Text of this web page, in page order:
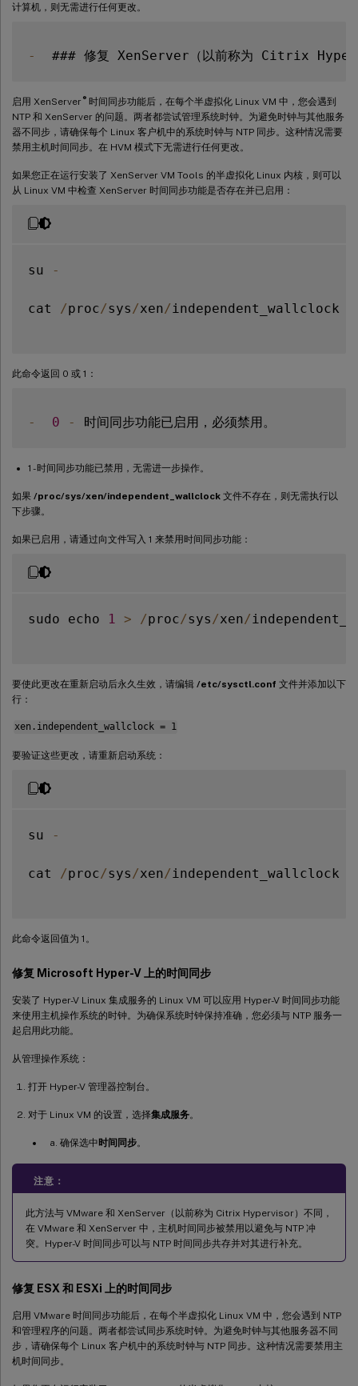
计算机，则无需进行任何更改。
-
启用 XenServer ®时间同步功能后，在每个半虚拟化 Linux VM 中，您会遇到
NTP 和 XenServer 的问题。两者都尝试管理系统时钟。为避免时钟与其他服务
器不同步，请确保每个 Linux 客户机中的系统时钟与 NTP 同步。这种情况需要
禁用主机时间同步。在 HVM 模式下无需进行任何更改。
如果您正在运行安装了 XenServer VM Tools 的半虚拟化 Linux 内核，则可以
从 Linux VM 中检查 XenServer 时间同步功能是否存在并已启用：
su -
cat /proc/sys /xen/ independent_wallclock
此命令返回 0 或 1：
- 0 -
1 - 时间同步功能已禁用，无需进一步操作。
如果 /proc/sys/xen/independent_wallclock 文件不存在，则无需执行以
下步骤。
如果已启用，请通过向文件写入 1 来禁用时间同步功能：
sudo echo 1 > /proc/sys /xen/
要使此更改在重新启动后永久生效，请编辑 /etc/sysctl.conf 文件并添加以下
行：
xen.independent_wallclock = 1
要验证这些更改，请重新启动系统：
su -
cat /proc/sys /xen/ independent_wallclock
此命令返回值为 1。
修复 Microsoft Hyper-V 上的时间同步
安装了 Hyper-V Linux 集成服务的 Linux VM 可以应用 Hyper-V 时间同步功能
来使用主机操作系统的时钟。为确保系统时钟保持准确，您必须与 NTP 服务一
起启用此功能。
从管理操作系统：
打开 Hyper-V 管理器控制台。
对于 Linux VM 的设置，选择集成服务。
确保选中时间同步。
注意：
此方法与 VMware 和 XenServer（以前称为 Citrix Hypervisor）不同，
在 VMware 和 XenServer 中，主机时间同步被禁用以避免与 NTP 冲
突。Hyper-V 时间同步可以与 NTP 时间同步共存并对其进行补充。
修复 ESX 和 ESXi 上的时间同步
启用 VMware 时间同步功能后，在每个半虚拟化 Linux VM 中，您会遇到 NTP
和管理程序的问题。两者都尝试同步系统时钟。为避免时钟与其他服务器不同
步，请确保每个 Linux 客户机中的系统时钟与 NTP 同步。这种情况需要禁用主
机时间同步。